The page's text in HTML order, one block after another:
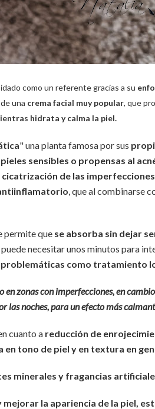
como un referente gracias a su
de una crema facial muy popular, que
hidrata y calma la piel.
" una planta famosa por sus
sensibles o propensas al
de las
, que al combinarse
permite que se absorba sin dejar
necesitar unos minutos para
problemáticas como tratamiento
zonas con imperfecciones, en
las noches, para un efecto más
cuanto a reducción de
en tono de piel y en textura en
minerales y fragancias
la apariencia de la piel,